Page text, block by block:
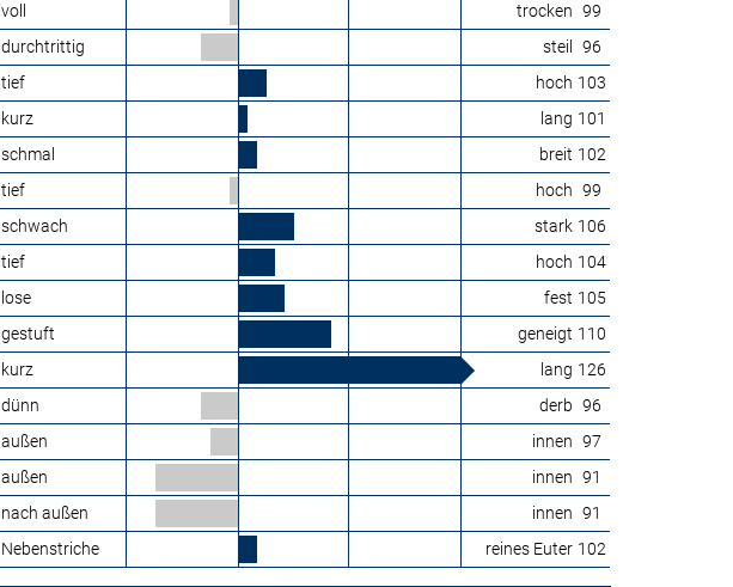
voll trocken 99
durchtrittig steil
96
tief hoch 103
kurz lang 101
schmal breit 102
tief hoch 99
schwach stark 106
tief hoch 104
lose fest 105
gestuft geneigt 110
kurz lang 126
dünn derb 96
außen innen 97
außen innen 91
nach außen innen 91
Nebenstriche reines Euter 102